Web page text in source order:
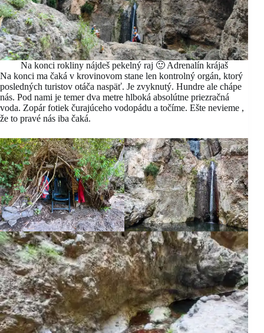
Na konci rokliny nájdeš pekelný raj 🙂 Adrenalín krájaš
Na konci ma čaká v krovinovom stane len kontrolný orgán, ktorý
posledných turistov otáča naspäť. Je zvyknutý. Hundre ale chápe
nás. Pod nami je temer dva metre hlboká absolútne priezračná
voda. Zopár fotiek čurajúceho vodopádu a točíme. Ešte nevieme ,
že to pravé nás iba čaká.